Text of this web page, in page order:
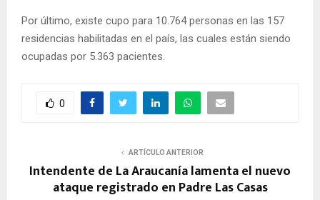
Por último, existe cupo para 10.764 personas en las 157
residencias habilitadas en el país, las cuales están siendo
ocupadas por 5.363 pacientes.
0
ARTÍCULO ANTERIOR
Intendente de La Araucanía lamenta el nuevo
ataque registrado en Padre Las Casas